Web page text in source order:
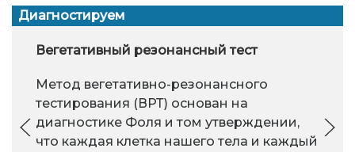
Диагностируем
Вегетативный резонансный тест
Метод вегетативно-резонансного
тестирования (ВРТ) основан на
диагностике Фоля и том утверждении,
что каждая клетка нашего тела и каждый